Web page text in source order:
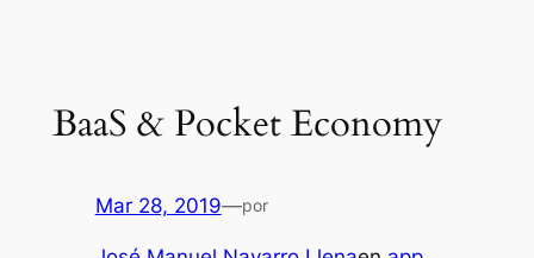
BaaS & Pocket Economy
Mar 28, 2019—por